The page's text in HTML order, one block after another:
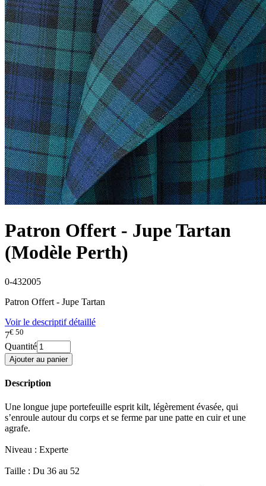
Patron Offert - Jupe Tartan
(Modèle Perth)
0-432005
Patron Offert - Jupe Tartan
Voir le descriptif détaillé
7€ 50
Quantité
Description
Une longue jupe portefeuille esprit kilt, légèrement évasée, qui
s’enroule autour du corps et se ferme par une patte en cuir et une
agrafe.
Niveau : Experte
Taille : Du 36 au 52